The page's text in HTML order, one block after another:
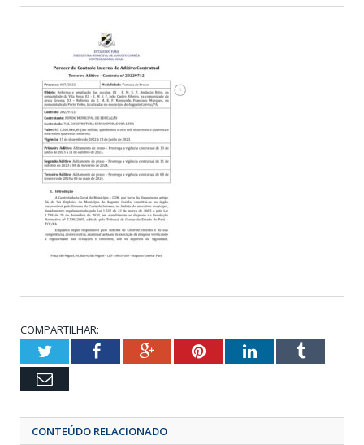
COMPARTILHAR:
TwitterFacebookGoogle+Pinterest
LinkedIn
Email
CONTEÚDO RELACIONADO